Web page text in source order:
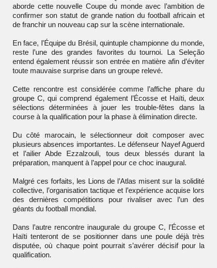
aborde cette nouvelle Coupe du monde avec l’ambition de
confirmer son statut de grande nation du football africain et
de franchir un nouveau cap sur la scène internationale.
En face, l'Équipe du Brésil, quintuple championne du monde,
reste l’une des grandes favorites du tournoi. La Seleção
entend également réussir son entrée en matière afin d’éviter
toute mauvaise surprise dans un groupe relevé.
Cette rencontre est considérée comme l’affiche phare du
groupe C, qui comprend également l’Écosse et Haïti, deux
sélections déterminées à jouer les trouble-fêtes dans la
course à la qualification pour la phase à élimination directe.
Du côté marocain, le sélectionneur doit composer avec
plusieurs absences importantes. Le défenseur Nayef Aguerd
et l’ailier Abde Ezzalzouli, tous deux blessés durant la
préparation, manquent à l’appel pour ce choc inaugural.
Malgré ces forfaits, les Lions de l’Atlas misent sur la solidité
collective, l’organisation tactique et l’expérience acquise lors
des dernières compétitions pour rivaliser avec l’un des
géants du football mondial.
Dans l’autre rencontre inaugurale du groupe C, l’Écosse et
Haïti tenteront de se positionner dans une poule déjà très
disputée, où chaque point pourrait s’avérer décisif pour la
qualification.